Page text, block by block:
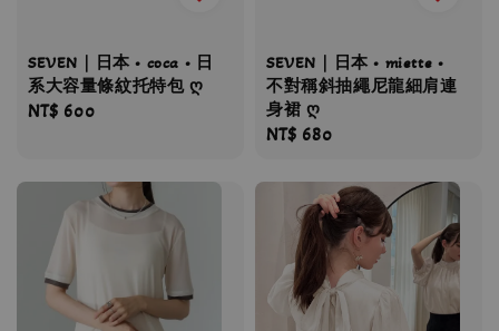
SEVEN｜日本 • coca • 日
系大容量條紋托特包 ღ
Regular
NT$ 600
SEVEN｜日本 • miette •
不對稱斜抽繩尼龍細肩連
身裙 ღ
Regular
NT$ 680